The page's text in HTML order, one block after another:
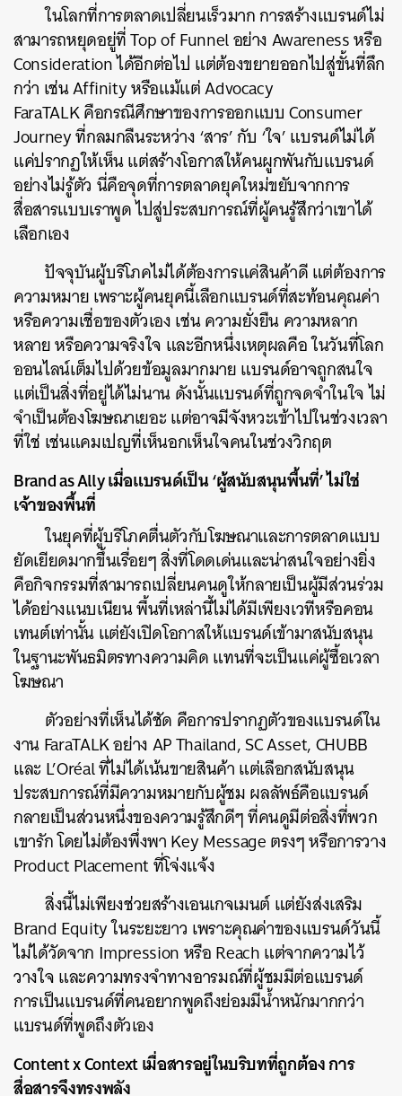
ในโลกที่การตลาดเปลี่ยนเร็วมาก การสร้างแบรนด์ไม่
สามารถหยุดอยู่ที่ Top of Funnel อย่าง Awareness หรือ
Consideration ได้อีกต่อไป แต่ต้องขยายออกไปสู่ขั้นที่ลึก
กว่า เช่น Affinity หรือแม้แต่ Advocacy
FaraTALK คือกรณีศึกษาของการออกแบบ Consumer
Journey ที่กลมกลืนระหว่าง ‘สาร’ กับ ‘ใจ’ แบรนด์ไม่ได้
แค่ปรากฏให้เห็น แต่สร้างโอกาสให้คนผูกพันกับแบรนด์
อย่างไม่รู้ตัว นี่คือจุดที่การตลาดยุคใหม่ขยับจากการ
สื่อสารแบบเราพูด ไปสู่ประสบการณ์ที่ผู้คนรู้สึกว่าเขาได้
เลือกเอง
ปัจจุบันผู้บริโภคไม่ได้ต้องการแค่สินค้าดี แต่ต้องการ
ความหมาย เพราะผู้คนยุคนี้เลือกแบรนด์ที่สะท้อนคุณค่า
หรือความเชื่อของตัวเอง เช่น ความยั่งยืน ความหลาก
หลาย หรือความจริงใจ และอีกหนึ่งเหตุผลคือ ในวันที่โลก
ออนไลน์เต็มไปด้วยข้อมูลมากมาย แบรนด์อาจถูกสนใจ
แต่เป็นสิ่งที่อยู่ได้ไม่นาน ดังนั้นแบรนด์ที่ถูกจดจำในใจ ไม่
จำเป็นต้องโฆษณาเยอะ แต่อาจมีจังหวะเข้าไปในช่วงเวลา
ที่ใช่ เช่นแคมเปญที่เห็นอกเห็นใจคนในช่วงวิกฤต
Brand as Ally เมื่อแบรนด์เป็น ‘ผู้สนับสนุนพื้นที่’ ไม่ใช่
เจ้าของพื้นที่
ในยุคที่ผู้บริโภคตื่นตัวกับโฆษณาและการตลาดแบบ
ยัดเยียดมากขึ้นเรื่อยๆ สิ่งที่โดดเด่นและน่าสนใจอย่างยิ่ง
คือกิจกรรมที่สามารถเปลี่ยนคนดูให้กลายเป็นผู้มีส่วนร่วม
ได้อย่างแนบเนียน พื้นที่เหล่านี้ไม่ได้มีเพียงเวทีหรือคอน
เทนต์เท่านั้น แต่ยังเปิดโอกาสให้แบรนด์เข้ามาสนับสนุน
ในฐานะพันธมิตรทางความคิด แทนที่จะเป็นแค่ผู้ซื้อเวลา
โฆษณา
ตัวอย่างที่เห็นได้ชัด คือการปรากฏตัวของแบรนด์ใน
งาน FaraTALK อย่าง AP Thailand, SC Asset, CHUBB
และ L’Oréal ที่ไม่ได้เน้นขายสินค้า แต่เลือกสนับสนุน
ประสบการณ์ที่มีความหมายกับผู้ชม ผลลัพธ์คือแบรนด์
กลายเป็นส่วนหนึ่งของความรู้สึกดีๆ ที่คนดูมีต่อสิ่งที่พวก
เขารัก โดยไม่ต้องพึ่งพา Key Message ตรงๆ หรือการวาง
Product Placement ที่โจ่งแจ้ง
สิ่งนี้ไม่เพียงช่วยสร้างเอนเกจเมนต์ แต่ยังส่งเสริม
Brand Equity ในระยะยาว เพราะคุณค่าของแบรนด์วันนี้
ไม่ได้วัดจาก Impression หรือ Reach แต่จากความไว้
วางใจ และความทรงจำทางอารมณ์ที่ผู้ชมมีต่อแบรนด์
การเป็นแบรนด์ที่คนอยากพูดถึงย่อมมีน้ำหนักมากกว่า
แบรนด์ที่พูดถึงตัวเอง
Content x Context เมื่อสารอยู่ในบริบทที่ถูกต้อง การ
สื่อสารจึงทรงพลัง